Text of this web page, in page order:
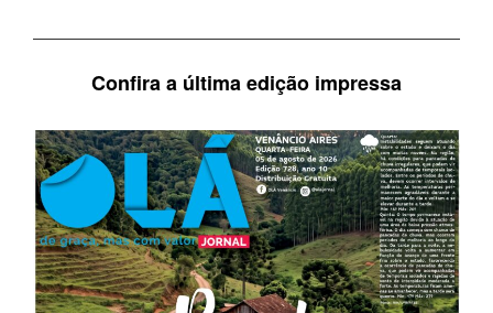
Confira a última edição impressa